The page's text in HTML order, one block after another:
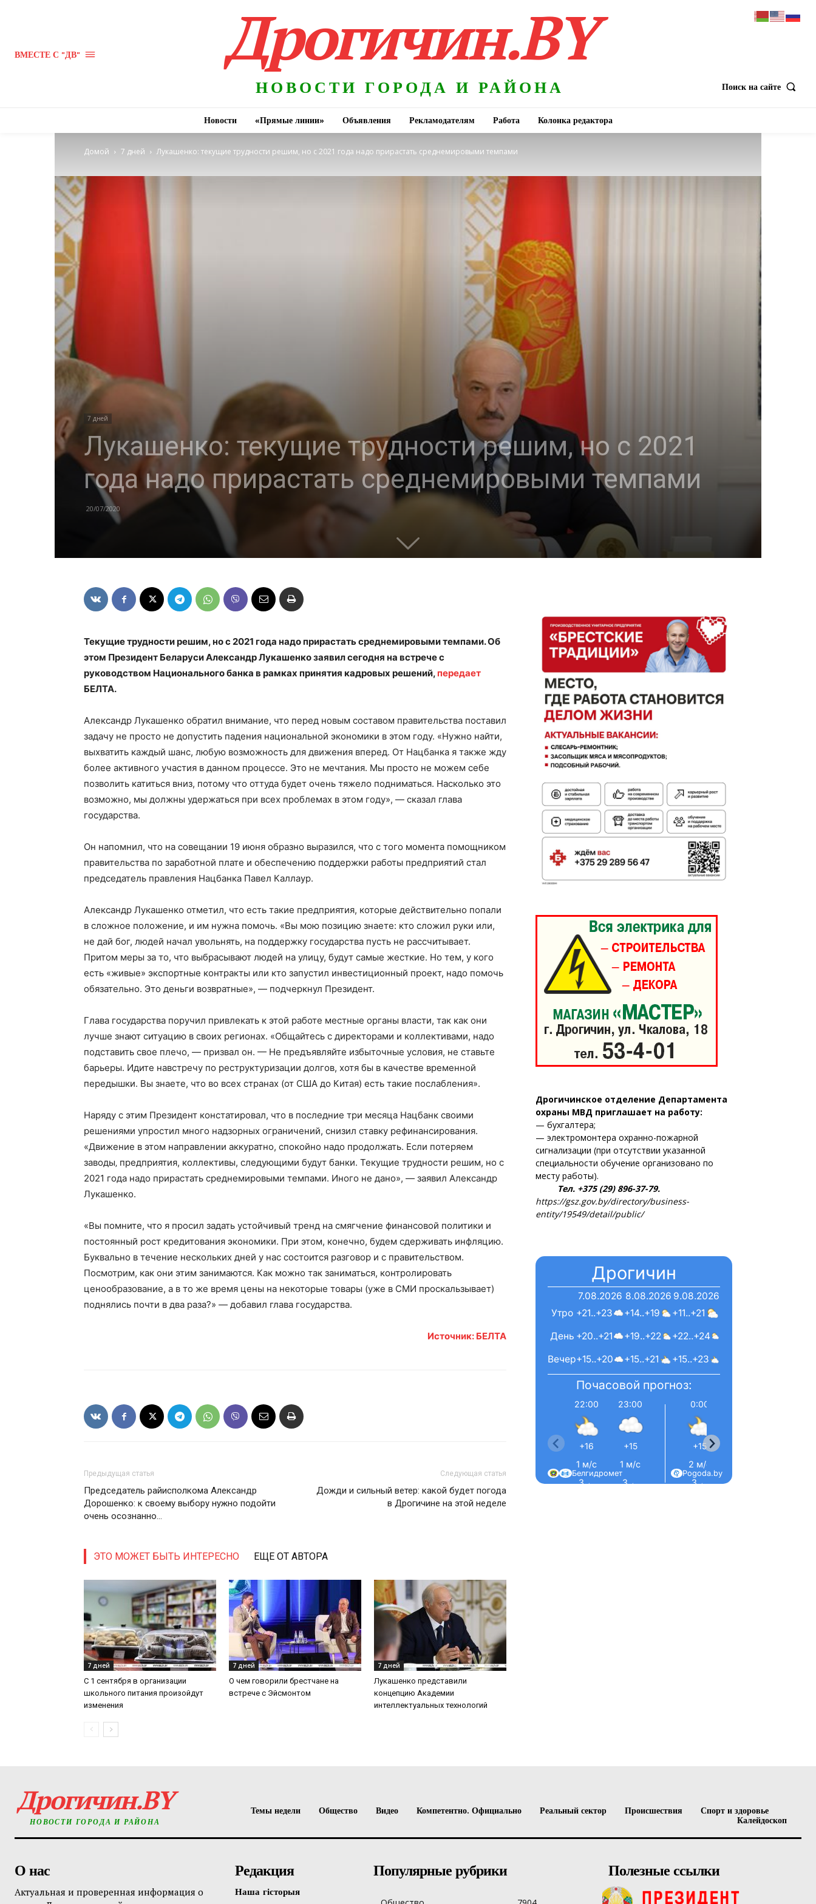
"Драгічынскі Веснік"
ПОДПИСАТЬСЯ
Редакция "ДВ"
Наша гісторыя
Контакты
Правила использования материалов
ВМЕСТЕ С "ДВ" Дрогичин.BY
НОВОСТИ ГОРОДА И РАЙОНА Поиск на сайте
Новости «Прямые линии» Объявления Рекламодателям Работа Колонка редактора
Домой 7 дней Лукашенко: текущие трудности решим, но с 2021 года надо прирастать среднемировыми темпами
7 дней
Лукашенко: текущие трудности решим, но с 2021
года надо прирастать среднемировыми темпами
20/07/2020
Текущие трудности решим, но с 2021 года надо прирастать среднемировыми темпами. Об
этом Президент Беларуси Александр Лукашенко заявил сегодня на встрече с
руководством Национального банка в рамках принятия кадровых решений, передает
БЕЛТА.
Александр Лукашенко обратил внимание, что перед новым составом правительства поставил
задачу не просто не допустить падения национальной экономики в этом году. «Нужно найти,
выхватить каждый шанс, любую возможность для движения вперед. От Нацбанка я также жду
более активного участия в данном процессе. Это не мечтания. Мы просто не можем себе
позволить катиться вниз, потому что оттуда будет очень тяжело подниматься. Насколько это
возможно, мы должны удержаться при всех проблемах в этом году», — сказал глава
государства.
Он напомнил, что на совещании 19 июня образно выразился, что с того момента помощником
правительства по заработной плате и обеспечению поддержки работы предприятий стал
председатель правления Нацбанка Павел Каллаур.
Александр Лукашенко отметил, что есть такие предприятия, которые действительно попали
в сложное положение, и им нужна помочь. «Вы мою позицию знаете: кто сложил руки или,
не дай бог, людей начал увольнять, на поддержку государства пусть не рассчитывает.
Притом меры за то, что выбрасывают людей на улицу, будут самые жесткие. Но тем, у кого
есть «живые» экспортные контракты или кто запустил инвестиционный проект, надо помочь
обязательно. Это деньги возвратные», — подчеркнул Президент.
Глава государства поручил привлекать к этой работе местные органы власти, так как они
лучше знают ситуацию в своих регионах. «Общайтесь с директорами и коллективами, надо
подставить свое плечо, — призвал он. — Не предъявляйте избыточные условия, не ставьте
барьеры. Идите навстречу по реструктуризации долгов, хотя бы в качестве временной
передышки. Вы знаете, что во всех странах (от США до Китая) есть такие послабления».
Наряду с этим Президент констатировал, что в последние три месяца Нацбанк своими
решениями упростил много надзорных ограничений, снизил ставку рефинансирования.
«Движение в этом направлении аккуратно, спокойно надо продолжать. Если потеряем
заводы‚ предприятия, коллективы, следующими будут банки. Текущие трудности решим, но с
2021 года надо прирастать среднемировыми темпами. Иного не дано», — заявил Александр
Лукашенко.
«Вы помните, что я просил задать устойчивый тренд на смягчение финансовой политики и
постоянный рост кредитования экономики. При этом, конечно, будем сдерживать инфляцию.
Буквально в течение нескольких дней у нас состоится разговор и с правительством.
Посмотрим, как они этим занимаются. Как можно так заниматься, контролировать
ценообразование, а в то же время цены на некоторые товары (уже в СМИ проскальзывает)
поднялись почти в два раза?» — добавил глава государства.
Источник: БЕЛТА
Предыдущая статья
Председатель райисполкома Александр
Дорошенко: к своему выбору нужно подойти
очень осознанно…
Следующая статья
Дожди и сильный ветер: какой будет погода
в Дрогичине на этой неделе
ЭТО МОЖЕТ БЫТЬ ИНТЕРЕСНО ЕЩЕ ОТ АВТОРА
7 дней
С 1 сентября в организации
школьного питания произойдут
изменения
7 дней
О чем говорили брестчане на
встрече с Эйсмонтом
7 дней
Лукашенко представили
концепцию Академии
интеллектуальных технологий
Дрогичинское отделение Департамента
охраны МВД приглашает на работу:
— бухгалтера;
— электромонтера охранно-пожарной
сигнализации (при отсутствии указанной
специальности обучение организовано по
месту работы).
Тел. +375 (29) 896-37-79.
https://gsz.gov.by/directory/business-
entity/19549/detail/public/
Дрогичин
7.08.2026
+21..+23
+20..+21
+15..+20
8.08.2026
+14..+19
+19..+22
+15..+21
9.08.2026
+11..+21
+22..+24
+15..+23
Вечер
День
Утро
Почасовой прогноз:
22:00
+16
1 м/с
З ←
23:00
+15
1 м/с
З ←
0:00
+15
2 м/с
З ←
Pogoda.by
Белгидромет
Дрогичин.BY
НОВОСТИ ГОРОДА И РАЙОНА
Темы недели Общество Видео Компетентно. Официально Реальный сектор Происшествия
Спорт и здоровье
Калейдоскоп
О нас
Актуальная и проверенная информация о
Редакция
Наша гісторыя
Популярные рубрики Полезные ссылки